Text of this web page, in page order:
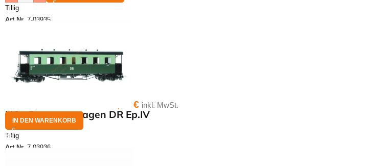
Tillig
Art.Nr. 7-03935
HOe Personenwagen DR Ep.IV
Tillig
Art.Nr. 7-03936
49,00€ inkl. MwSt.
IN DEN WARENKORB